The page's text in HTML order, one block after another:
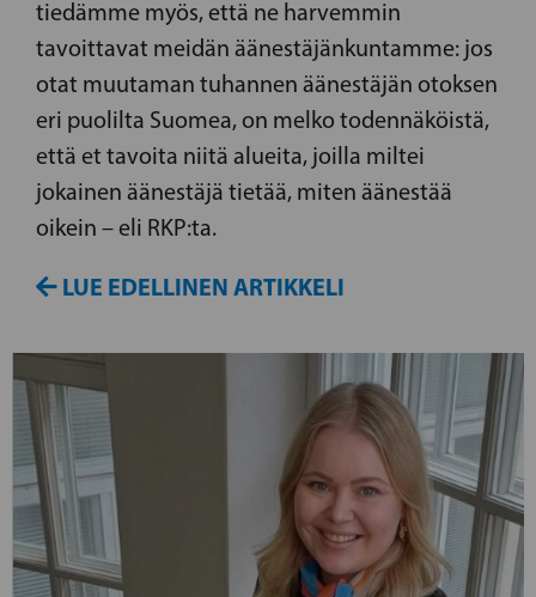
tiedämme myös, että ne harvemmin
tavoittavat meidän äänestäjänkuntamme: jos
otat muutaman tuhannen äänestäjän otoksen
eri puolilta Suomea, on melko todennäköistä,
että et tavoita niitä alueita, joilla miltei
jokainen äänestäjä tietää, miten äänestää
oikein – eli RKP:ta.
LUE EDELLINEN ARTIKKELI